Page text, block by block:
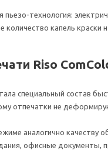
пьезо-технология:
капель краски
Riso
специальный состав
отпечатки не
аналогично качеству
офисные документы,